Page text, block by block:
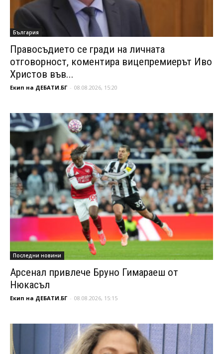
България
Правосъдието се гради на личната
отговорност, коментира вицепремиерът Иво
Христов във...
Екип на ДЕБАТИ.БГ - 08.08.2026, 15:20
Последни новини
Арсенал привлече Бруно Гимараеш от
Нюкасъл
Екип на ДЕБАТИ.БГ - 08.08.2026, 15:15